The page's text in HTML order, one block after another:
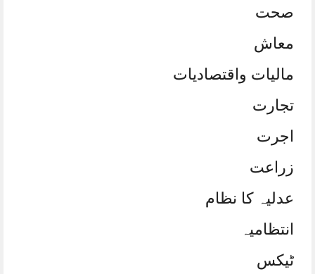
صحت
معاش
مالیات واقتصادیات
تجارت
اجرت
زراعت
عدلیہ کا نظام
انتظامیہ
ٹیکس